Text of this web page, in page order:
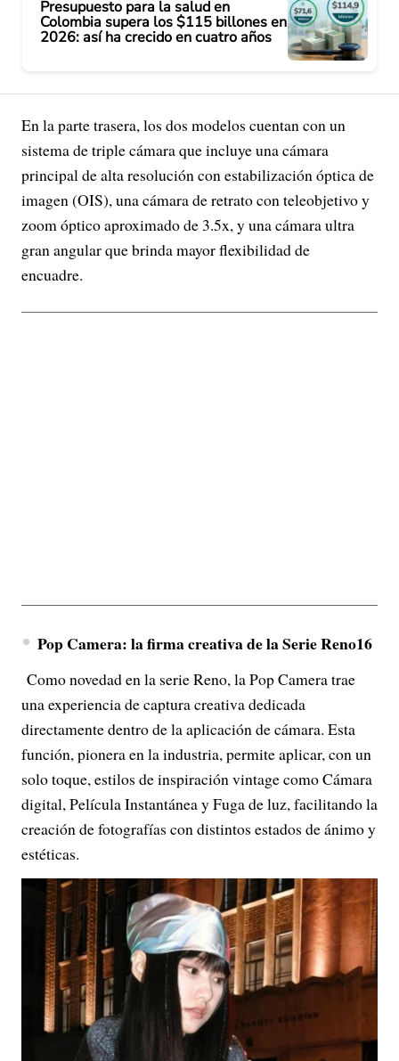
Presupuesto para la salud en
Colombia supera los $115 billones en
2026: así ha crecido en cuatro años
En la parte trasera, los dos modelos cuentan con un
sistema de triple cámara que incluye una cámara
principal de alta resolución con estabilización óptica de
imagen (OIS), una cámara de retrato con teleobjetivo y
zoom óptico aproximado de 3.5x, y una cámara ultra
gran angular que brinda mayor flexibilidad de
encuadre.
Pop Camera: la firma creativa de la Serie Reno16
Como novedad en la serie Reno, la Pop Camera trae
una experiencia de captura creativa dedicada
directamente dentro de la aplicación de cámara. Esta
función, pionera en la industria, permite aplicar, con un
solo toque, estilos de inspiración vintage como Cámara
digital, Película Instantánea y Fuga de luz, facilitando la
creación de fotografías con distintos estados de ánimo y
estéticas.